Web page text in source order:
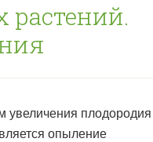
увеличения плодородия
опыление